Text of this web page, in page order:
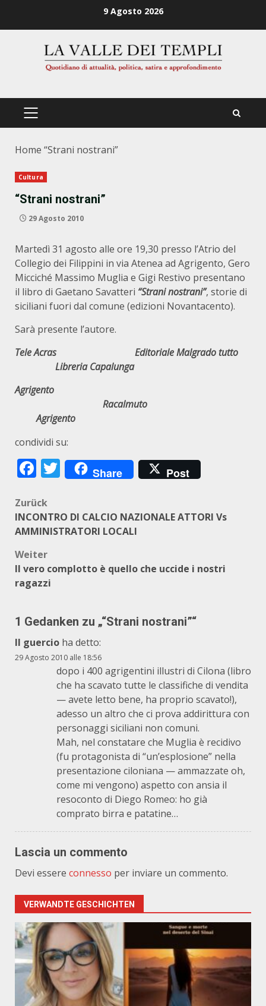
9 Agosto 2026
PRIMÄRES
Home “Strani nostrani”
Cultura
“Strani nostrani”
29 Agosto 2010
Martedì 31 agosto alle ore 19,30 presso l’Atrio del
Collegio dei Filippini in via Atenea ad Agrigento, Gero
Micciché Massimo Muglia e Gigi Restivo presentano
il libro di Gaetano Savatteri “Strani nostrani”, storie di
siciliani fuori dal comune (edizioni Novantacento).
Sarà presente l’autore.
Tele Acras Editoriale Malgrado tutto
Libreria Capalunga
Agrigento
Racalmuto
Agrigento
condividi su:
Facebook
Twitter
Share Post
Beitragsnavigation
Zurück
INCONTRO DI CALCIO NAZIONALE ATTORI Vs
AMMINISTRATORI LOCALI
Weiter
Il vero complotto è quello che uccide i nostri
ragazzi
1 Gedanken zu „“Strani nostrani”“
Il guercio ha detto:
29 Agosto 2010 alle 18:56
dopo i 400 agrigentini illustri di Cilona (libro
che ha scavato tutte le classifiche di vendita
— avete letto bene, ha proprio scavato!),
adesso un altro che ci prova addirittura con
personaggi siciliani non comuni.
Mah, nel constatare che Muglia è recidivo
(fu protagonista di “un’esplosione” nella
presentazione ciloniana — ammazzate oh,
come mi vengono) aspetto con ansia il
resoconto di Diego Romeo: ho già
comprato birra e patatine…
Lascia un commento
Devi essere connesso per inviare un commento.
VERWANDTE GESCHICHTEN